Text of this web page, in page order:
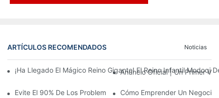
ARTÍCULOS RECOMENDADOS Noticias
¡Ha Llegado El Mágico Reino Gigante! El Reino Infantil Modoqi
Anuncio Oficial | Un Primer
Evite El 90% De Los Problemas: Al Invertir En Un Centro
Cómo Emprender Un Negocio